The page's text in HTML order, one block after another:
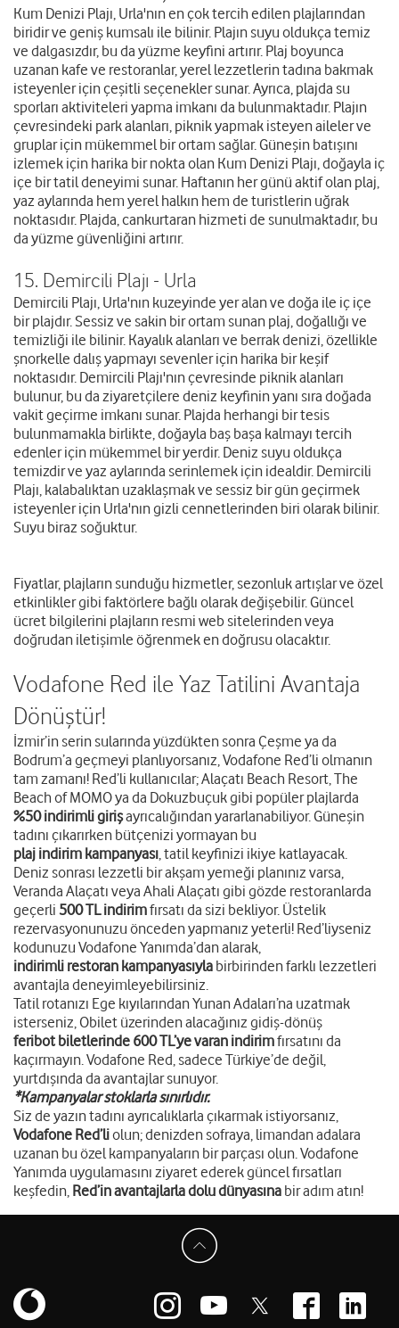
Kum Denizi Plajı, Urla'nın en çok tercih edilen plajlarından
biridir ve geniş kumsalı ile bilinir. Plajın suyu oldukça temiz
ve dalgasızdır, bu da yüzme keyfini artırır. Plaj boyunca
uzanan kafe ve restoranlar, yerel lezzetlerin tadına bakmak
isteyenler için çeşitli seçenekler sunar. Ayrıca, plajda su
sporları aktiviteleri yapma imkanı da bulunmaktadır. Plajın
çevresindeki park alanları, piknik yapmak isteyen aileler ve
gruplar için mükemmel bir ortam sağlar. Güneşin batışını
izlemek için harika bir nokta olan Kum Denizi Plajı, doğayla iç
içe bir tatil deneyimi sunar. Haftanın her günü aktif olan plaj,
yaz aylarında hem yerel halkın hem de turistlerin uğrak
noktasıdır. Plajda, cankurtaran hizmeti de sunulmaktadır, bu
da yüzme güvenliğini artırır.
15. Demircili Plajı - Urla
Demircili Plajı, Urla'nın kuzeyinde yer alan ve doğa ile iç içe
bir plajdır. Sessiz ve sakin bir ortam sunan plaj, doğallığı ve
temizliği ile bilinir. Kayalık alanları ve berrak denizi, özellikle
şnorkelle dalış yapmayı sevenler için harika bir keşif
noktasıdır. Demircili Plajı'nın çevresinde piknik alanları
bulunur, bu da ziyaretçilere deniz keyfinin yanı sıra doğada
vakit geçirme imkanı sunar. Plajda herhangi bir tesis
bulunmamakla birlikte, doğayla baş başa kalmayı tercih
edenler için mükemmel bir yerdir. Deniz suyu oldukça
temizdir ve yaz aylarında serinlemek için idealdir. Demircili
Plajı, kalabalıktan uzaklaşmak ve sessiz bir gün geçirmek
isteyenler için Urla'nın gizli cennetlerinden biri olarak bilinir.
Suyu biraz soğuktur.
Fiyatlar, plajların sunduğu hizmetler, sezonluk artışlar ve özel
etkinlikler gibi faktörlere bağlı olarak değişebilir. Güncel
ücret bilgilerini plajların resmi web sitelerinden veya
doğrudan iletişimle öğrenmek en doğrusu olacaktır.
Vodafone Red ile Yaz Tatilini Avantaja
Dönüştür!
İzmir’in serin sularında yüzdükten sonra Çeşme ya da
Bodrum’a geçmeyi planlıyorsanız, Vodafone Red’li olmanın
tam zamanı! Red’li kullanıcılar; Alaçatı Beach Resort, The
Beach of MOMO ya da Dokuzbuçuk gibi popüler plajlarda
%50 indirimli girişayrıcalığından yararlanabiliyor. Güneşin
tadını çıkarırken bütçenizi yormayan bu
plaj indirim kampanyası, tatil keyfinizi ikiye katlayacak.
Deniz sonrası lezzetli bir akşam yemeği planınız varsa,
Veranda Alaçatı veya Ahali Alaçatı gibi gözde restoranlarda
geçerli 500 TL indirimfırsatı da sizi bekliyor. Üstelik
rezervasyonunuzu önceden yapmanız yeterli! Red’liyseniz
kodunuzu Vodafone Yanımda’dan alarak,
indirimli restoran kampanyasıyla birbirinden farklı lezzetleri
avantajla deneyimleyebilirsiniz.
Tatil rotanızı Ege kıyılarından Yunan Adaları’na uzatmak
isterseniz, Obilet üzerinden alacağınız gidiş-dönüş
feribot biletlerinde 600 TL’ye varan indirimfırsatını da
kaçırmayın. Vodafone Red, sadece Türkiye’de değil,
yurtdışında da avantajlar sunuyor.
*Kampanyalar stoklarla sınırlıdır.
Siz de yazın tadını ayrıcalıklarla çıkarmak istiyorsanız,
Vodafone Red’liolun; denizden sofraya, limandan adalara
uzanan bu özel kampanyaların bir parçası olun. Vodafone
Yanımda uygulamasını ziyaret ederek güncel fırsatları
keşfedin, Red’in avantajlarla dolu dünyasına bir adım atın!